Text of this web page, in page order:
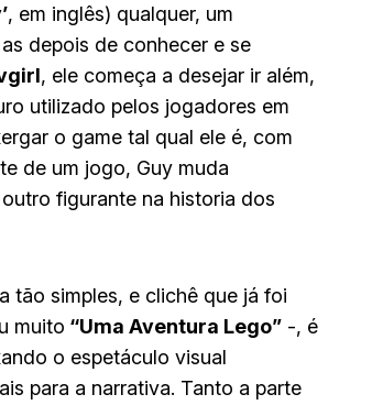
, em inglês) qualquer, um
depois de conhecer e se
, ele começa a desejar ir além,
utilizado pelos jogadores em
o game tal qual ele é, com
de um jogo, Guy muda
figurante na historia dos
tão simples, e clichê que já foi
muito “Uma Aventura Lego” -, é
o espetáculo visual
para a narrativa. Tanto a parte